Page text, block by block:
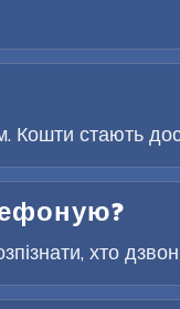
Кошти стають
хто